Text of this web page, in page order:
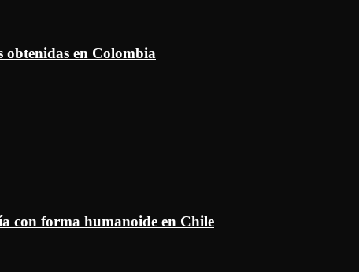
obtenidas en Colombia
con forma humanoide en Chile